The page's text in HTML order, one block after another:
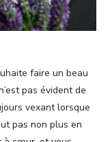
faire un beau
pas évident de
vexant lorsque
pas non plus en